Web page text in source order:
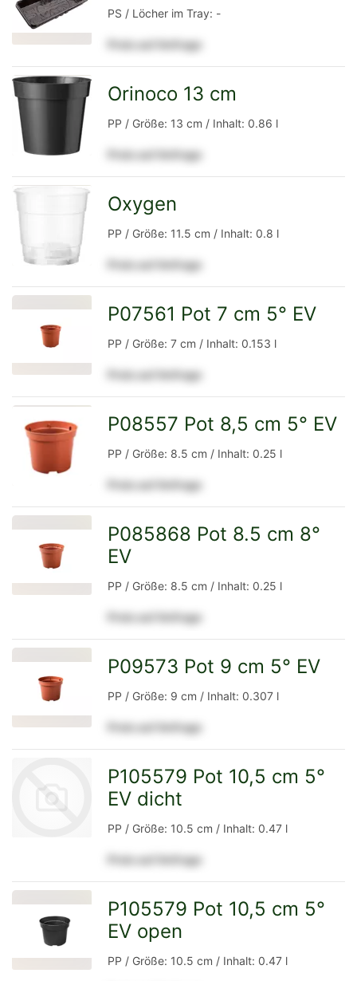
Detailseite
PS / Löcher im Tray: -
Preis auf Anfrage
Detailseite
Orinoco 13 cm
PP / Größe: 13 cm / Inhalt: 0.86 l
Preis auf Anfrage
Detailseite
Oxygen
PP / Größe: 11.5 cm / Inhalt: 0.8 l
Preis auf Anfrage
Detailseite
P07561 Pot 7 cm 5° EV
PP / Größe: 7 cm / Inhalt: 0.153 l
Preis auf Anfrage
Detailseite
P08557 Pot 8,5 cm 5° EV
PP / Größe: 8.5 cm / Inhalt: 0.25 l
Preis auf Anfrage
P085868 Pot 8.5 cm 8°
EV
PP / Größe: 8.5 cm / Inhalt: 0.25 l
Preis auf Anfrage
Detailseite
P09573 Pot 9 cm 5° EV
PP / Größe: 9 cm / Inhalt: 0.307 l
Preis auf Anfrage
Detailseite
P105579 Pot 10,5 cm 5°
EV dicht
PP / Größe: 10.5 cm / Inhalt: 0.47 l
Preis auf Anfrage
P105579 Pot 10,5 cm 5°
EV open
PP / Größe: 10.5 cm / Inhalt: 0.47 l